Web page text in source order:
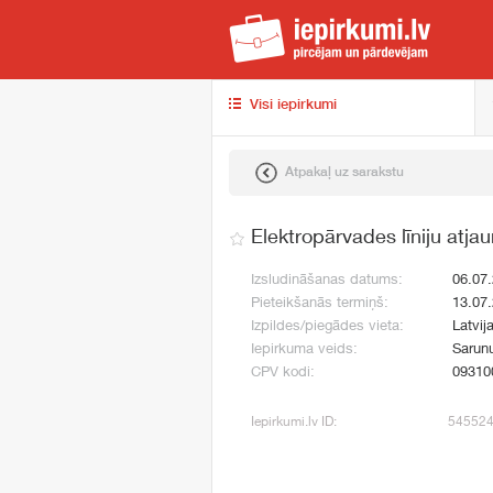
Visi iepirkumi
Atpakaļ uz sarakstu
Elektropārvades līniju
Izsludināšanas datums:
Pieteikšanās termiņš:
Izpildes/piegādes vieta:
Iepirkuma veids:
CPV kodi:
Iepirkumi.lv ID: